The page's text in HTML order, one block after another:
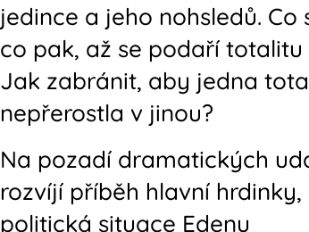
jedince a jeho nohsledů. Co
co pak, až se podaří totalitu
Jak zabránit, aby jedna
nepřerostla v jinou?
Na pozadí dramatických
rozvíjí příběh hlavní hrdinky,
politická situace Edenu